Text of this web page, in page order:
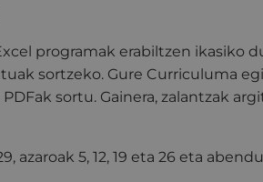
programak erabiltzen ikasiko
sortzeko. Gure Curriculuma
sortu. Gainera, zalantzak
azaroak 5, 12, 19 eta 26 eta